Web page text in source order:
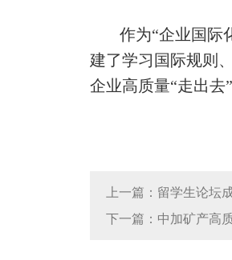
作为“企业国际
建了学习国际规则
企业高质量“走出去
上一篇：留学生论坛
下一篇：中加矿产高